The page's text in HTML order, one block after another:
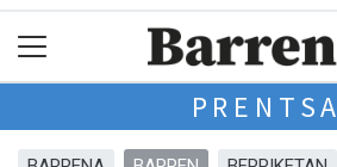
PRENTSA